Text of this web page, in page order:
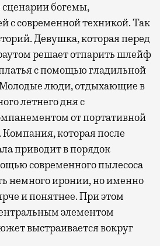
богемы,
с современной техникой. Так
Девушка, которая перед
решает отпарить шлейф
с помощью гладильной
люди, отдыхающие в
летнего дня с
от портативной
Компания, которая после
приводит в порядок
современного пылесоса
немного иронии, но именно
и понятнее. При этом
элементом
выстраивается вокруг